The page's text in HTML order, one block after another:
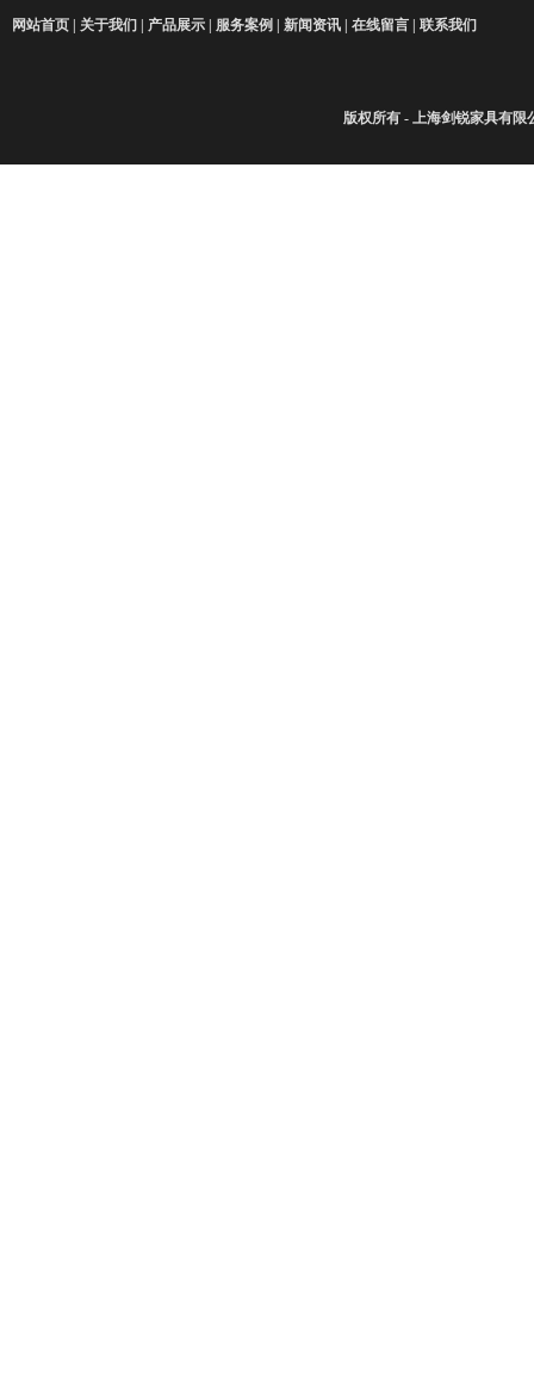
网站首页 | 关于我们 | 产品展示 | 服务案例 | 新闻资讯 | 在线留言 | 联系我们
版权所有 - 上海剑锐家具有限